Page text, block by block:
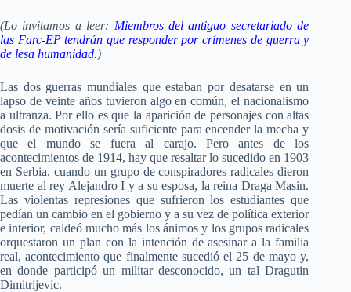
(Lo invitamos a leer: Miembros del antiguo secretariado de
las Farc-EP tendrán que responder por crímenes de guerra y
de lesa humanidad.)
Las dos guerras mundiales que estaban por desatarse en un
lapso de veinte años tuvieron algo en común, el nacionalismo
a ultranza. Por ello es que la aparición de personajes con altas
dosis de motivación sería suficiente para encender la mecha y
que el mundo se fuera al carajo. Pero antes de los
acontecimientos de 1914, hay que resaltar lo sucedido en 1903
en Serbia, cuando un grupo de conspiradores radicales dieron
muerte al rey Alejandro I y a su esposa, la reina Draga Masin.
Las violentas represiones que sufrieron los estudiantes que
pedían un cambio en el gobierno y a su vez de política exterior
e interior, caldeó mucho más los ánimos y los grupos radicales
orquestaron un plan con la intención de asesinar a la familia
real, acontecimiento que finalmente sucedió el 25 de mayo y,
en donde participó un militar desconocido, un tal Dragutin
Dimitrijevic.